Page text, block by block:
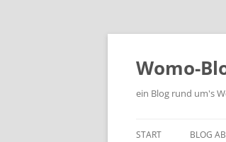
Zum
Womo-
ein Blog rund um's
START BLOG